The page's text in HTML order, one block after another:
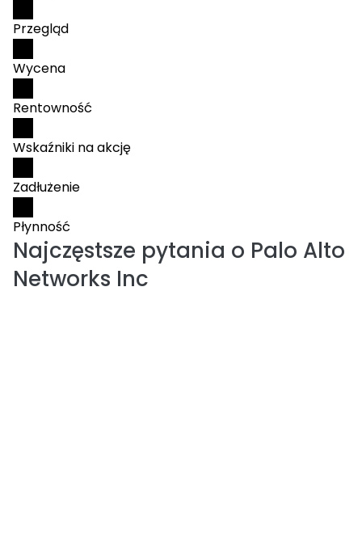
Przegląd
Wycena
Rentowność
Wskaźniki na akcję
Zadłużenie
Płynność
Najczęstsze pytania o Palo Alto
Networks Inc